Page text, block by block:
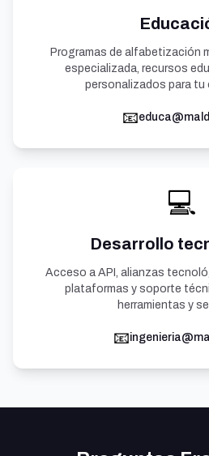
Programas de alfabetización
especializada, recursos
personalizados para tu
📧
💻
Desarrollo
Acceso a API, alianzas
plataformas y soporte
herramientas y
📧